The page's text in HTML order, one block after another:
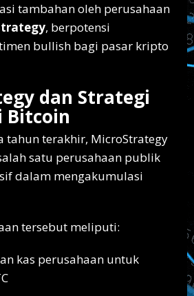
tambahan oleh perusahaan
, berpotensi
bullish bagi pasar kripto
dan Strategi
Bitcoin
tahun terakhir, MicroStrategy
satu perusahaan publik
dalam mengakumulasi
tersebut meliputi:
kas perusahaan untuk